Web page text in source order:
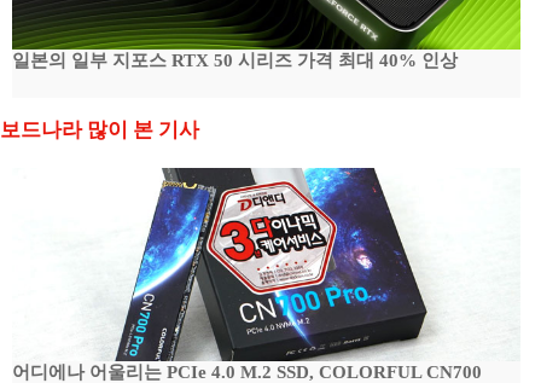
일본의 일부 지포스 RTX 50 시리즈 가격 최대 40% 인상
보드나라 많이 본 기사
어디에나 어울리는 PCIe 4.0 M.2 SSD, COLORFUL CN700